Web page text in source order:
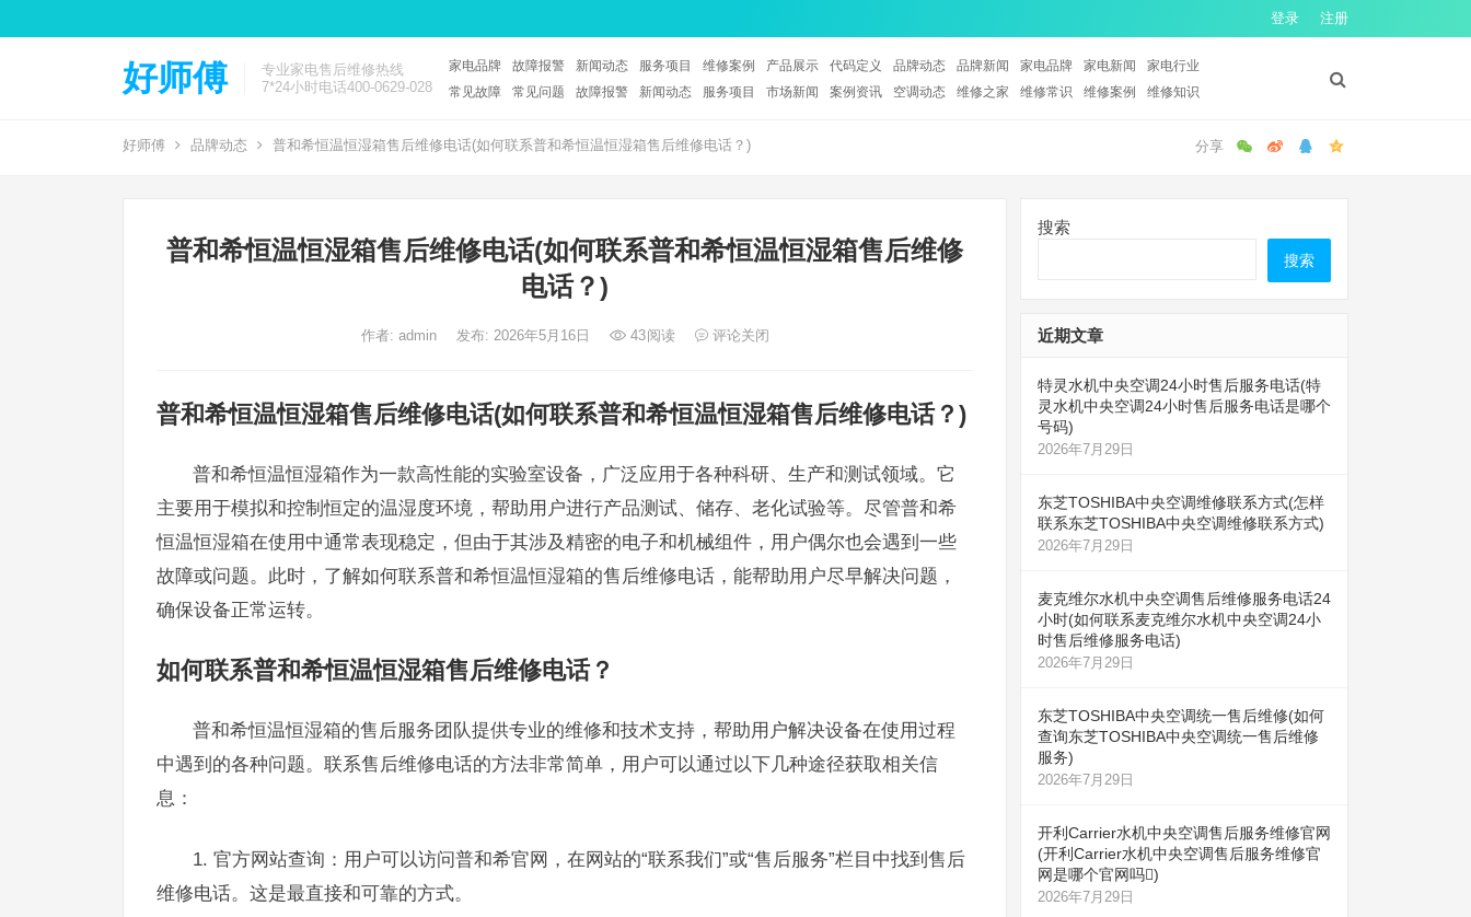
登录 注册
好师傅
专业家电售后维修热线
7*24小时电话400-0629-028
家电品牌 故障报警 新闻动态 服务项目 维修案例 产品展示 代码定义 品牌动态 品牌新闻 家电品牌 家电新闻
家电行业
常见故障
常见问题 故障报警 新闻动态 服务项目 市场新闻 案例资讯 空调动态 维修之家 维修常识 维修案例 维修知识
好师傅 品牌动态 普和希恒温恒湿箱售后维修电话(如何联系普和希恒温恒湿箱售后维修电话？)
普和希恒温恒湿箱售后维修电话(如何联系普和希恒温恒湿箱售后维修
电话？)
作者: admin 发布: 2026年5月16日 43阅读 评论关闭
普和希恒温恒湿箱售后维修电话(如何联系普和希恒温恒湿箱售后维修电话？)
普和希恒温恒湿箱作为一款高性能的实验室设备，广泛应用于各种科研、生产和测试领域。它
主要用于模拟和控制恒定的温湿度环境，帮助用户进行产品测试、储存、老化试验等。尽管普和希
恒温恒湿箱在使用中通常表现稳定，但由于其涉及精密的电子和机械组件，用户偶尔也会遇到一些
故障或问题。此时，了解如何联系普和希恒温恒湿箱的售后维修电话，能帮助用户尽早解决问题，
确保设备正常运转。
如何联系普和希恒温恒湿箱售后维修电话？
普和希恒温恒湿箱的售后服务团队提供专业的维修和技术支持，帮助用户解决设备在使用过程
中遇到的各种问题。联系售后维修电话的方法非常简单，用户可以通过以下几种途径获取相关信
息：
1. 官方网站查询：用户可以访问普和希官网，在网站的“联系我们”或“售后服务”栏目中找到售后
维修电话。这是最直接和可靠的方式。
搜索
搜索
近期文章
特灵水机中央空调24小时售后服务电话(特
灵水机中央空调24小时售后服务电话是哪个
号码)
2026年7月29日
东芝TOSHIBA中央空调维修联系方式(怎样
联系东芝TOSHIBA中央空调维修联系方式)
2026年7月29日
麦克维尔水机中央空调售后维修服务电话24
小时(如何联系麦克维尔水机中央空调24小
时售后维修服务电话)
2026年7月29日
东芝TOSHIBA中央空调统一售后维修(如何
查询东芝TOSHIBA中央空调统一售后维修
服务)
2026年7月29日
开利Carrier水机中央空调售后服务维修官网
(开利Carrier水机中央空调售后服务维修官
网是哪个官网吗)
2026年7月29日